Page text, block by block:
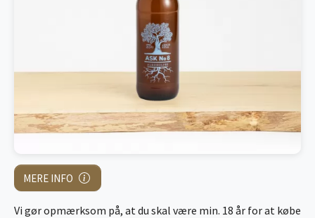
MERE INFO
Vi gør opmærksom på, at du skal være min. 18 år for at købe